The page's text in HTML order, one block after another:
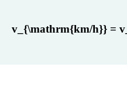
v_{\mathrm{km/h}} =